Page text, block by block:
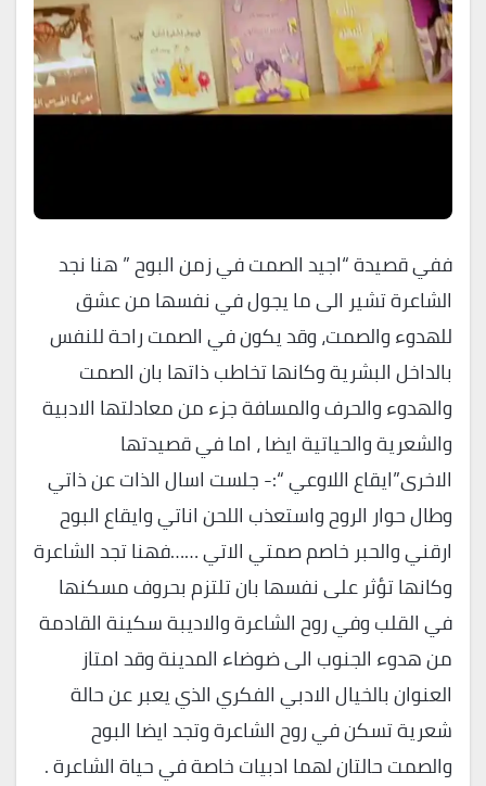
ففي قصيدة “اجيد الصمت في زمن البوح ” هنا نجد
الشاعرة تشير الى ما يجول في نفسها من عشق
للهدوء والصمت، وقد يكون في الصمت راحة للنفس
بالداخل البشرية وكانها تخاطب ذاتها بان الصمت
والهدوء والحرف والمسافة جزء من معادلتها الادبية
والشعرية والحياتية ايضا ، اما في قصيدتها
الاخرى”ايقاع اللاوعي “:- جلست اسال الذات عن ذاتي
وطال حوار الروح واستعذب اللحن اناتي وايقاع البوح
ارقني والحبر خاصم صمتي الاتي ……فهنا تجد الشاعرة
وكانها تؤثر على نفسها بان تلتزم بحروف مسكنها
في القلب وفي روح الشاعرة والاديبة سكينة القادمة
من هدوء الجنوب الى ضوضاء المدينة وقد امتاز
العنوان بالخيال الادبي الفكري الذي يعبر عن حالة
شعرية تسكن في روح الشاعرة وتجد ايضا البوح
والصمت حالتان لهما ادبيات خاصة في حياة الشاعرة .